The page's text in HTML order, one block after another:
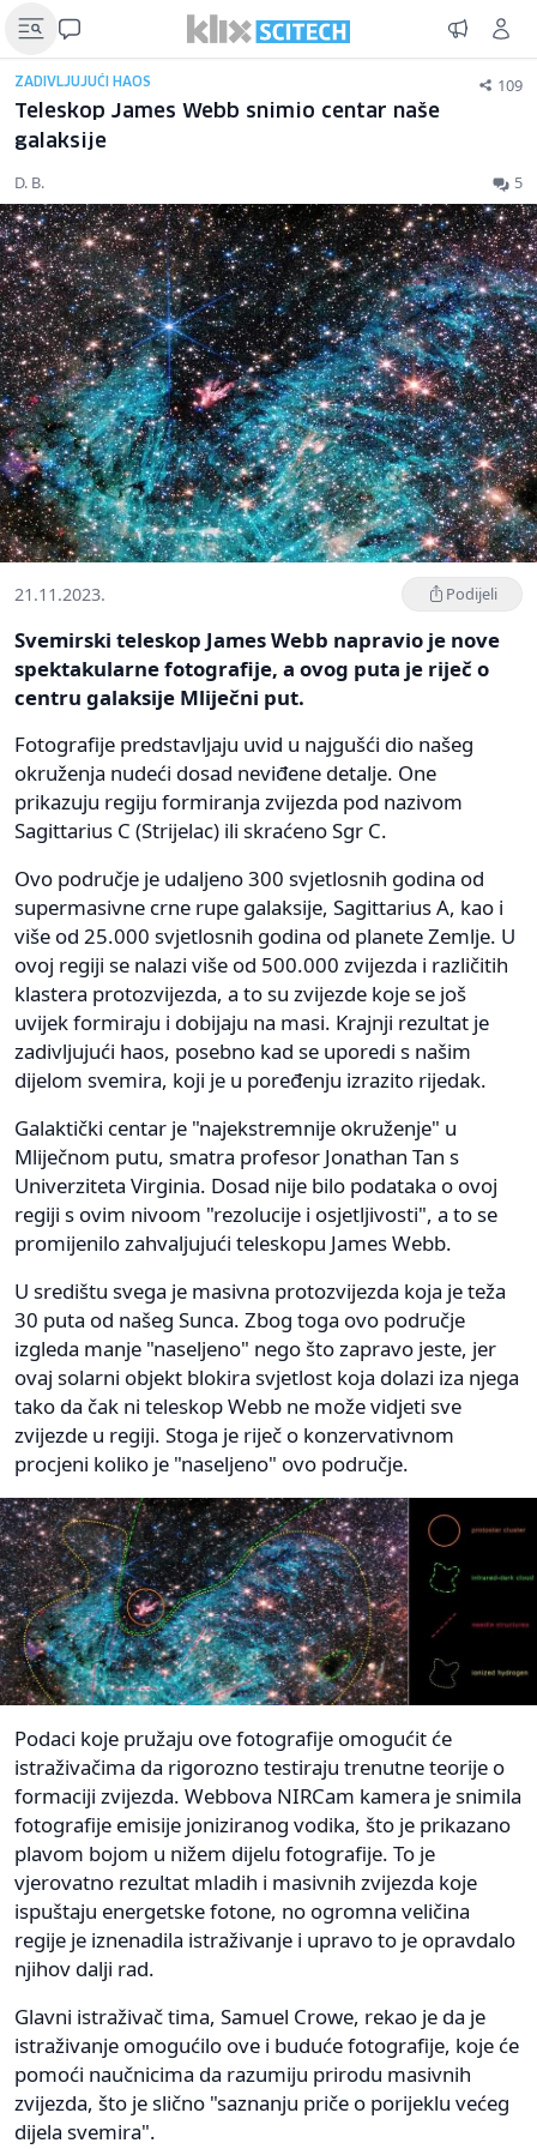
ZADIVLJUJUĆI HAOS 109
Teleskop James Webb snimio centar naše
galaksije
D. B. 5
21.11.2023. Podijeli
Svemirski teleskop James Webb napravio je nove
spektakularne fotografije, a ovog puta je riječ o
centru galaksije Mliječni put.
Fotografije predstavljaju uvid u najgušći dio našeg
okruženja nudeći dosad neviđene detalje. One
prikazuju regiju formiranja zvijezda pod nazivom
Sagittarius C (Strijelac) ili skraćeno Sgr C.
Ovo područje je udaljeno 300 svjetlosnih godina od
supermasivne crne rupe galaksije, Sagittarius A, kao i
više od 25.000 svjetlosnih godina od planete Zemlje. U
ovoj regiji se nalazi više od 500.000 zvijezda i različitih
klastera protozvijezda, a to su zvijezde koje se još
uvijek formiraju i dobijaju na masi. Krajnji rezultat je
zadivljujući haos, posebno kad se uporedi s našim
dijelom svemira, koji je u poređenju izrazito rijedak.
Galaktički centar je "najekstremnije okruženje" u
Mliječnom putu, smatra profesor Jonathan Tan s
Univerziteta Virginia. Dosad nije bilo podataka o ovoj
regiji s ovim nivoom "rezolucije i osjetljivosti", a to se
promijenilo zahvaljujući teleskopu James Webb.
U središtu svega je masivna protozvijezda koja je teža
30 puta od našeg Sunca. Zbog toga ovo područje
izgleda manje "naseljeno" nego što zapravo jeste, jer
ovaj solarni objekt blokira svjetlost koja dolazi iza njega
tako da čak ni teleskop Webb ne može vidjeti sve
zvijezde u regiji. Stoga je riječ o konzervativnom
procjeni koliko je "naseljeno" ovo područje.
Podaci koje pružaju ove fotografije omogućit će
istraživačima da rigorozno testiraju trenutne teorije o
formaciji zvijezda. Webbova NIRCam kamera je snimila
fotografije emisije joniziranog vodika, što je prikazano
plavom bojom u nižem dijelu fotografije. To je
vjerovatno rezultat mladih i masivnih zvijezda koje
ispuštaju energetske fotone, no ogromna veličina
regije je iznenadila istraživanje i upravo to je opravdalo
njihov dalji rad.
Glavni istraživač tima, Samuel Crowe, rekao je da je
istraživanje omogućilo ove i buduće fotografije, koje će
pomoći naučnicima da razumiju prirodu masivnih
zvijezda, što je slično "saznanju priče o porijeklu većeg
dijela svemira".